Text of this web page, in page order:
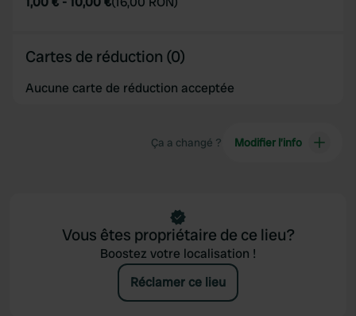
Cartes de réduction (0)
Aucune carte de réduction acceptée
Ça a changé ? Modifier l’info
Vous êtes propriétaire de ce lieu?
Boostez votre localisation !
Réclamer ce lieu